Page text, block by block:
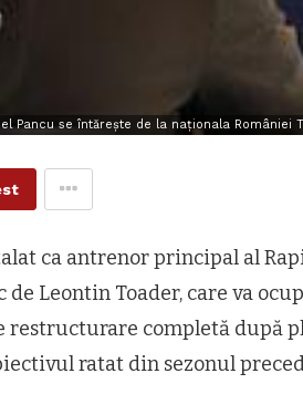
Pancu se întărește de la naționala României
ca antrenor principal al
Leontin Toader, care va
restructurare completă după
ratat din sezonul